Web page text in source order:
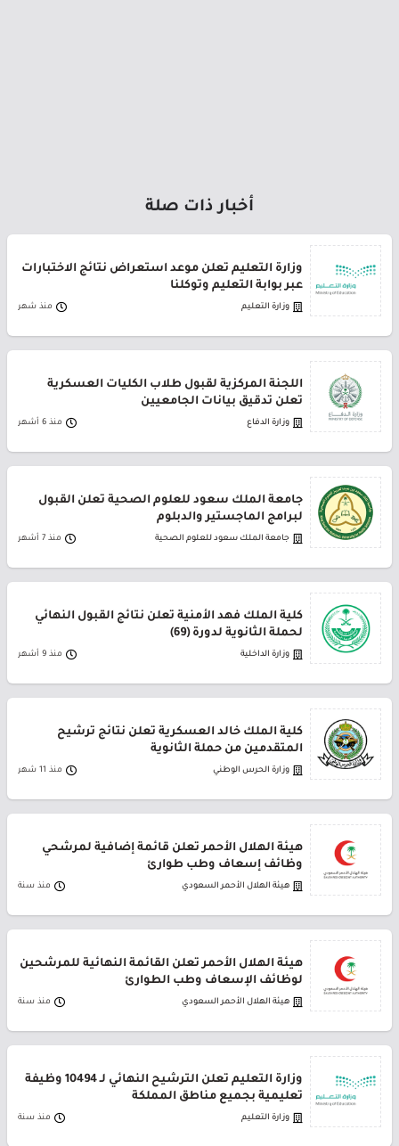
أخبار ذات صلة
وزارة التعليم تعلن موعد استعراض نتائج الاختبارات
عبر بوابة التعليم وتوكلنا
وزارة التعليم منذ شهر
اللجنة المركزية لقبول طلاب الكليات العسكرية
تعلن تدقيق بيانات الجامعيين
وزارة الدفاع منذ 6 أشهر
جامعة الملك سعود للعلوم الصحية تعلن القبول
لبرامج الماجستير والدبلوم
جامعة الملك سعود للعلوم الصحية منذ 7 أشهر
كلية الملك فهد الأمنية تعلن نتائج القبول النهائي
لحملة الثانوية لدورة (69)
وزارة الداخلية منذ 9 أشهر
كلية الملك خالد العسكرية تعلن نتائج ترشيح
المتقدمين من حملة الثانوية
وزارة الحرس الوطني منذ 11 شهر
هيئة الهلال الأحمر تعلن قائمة إضافية لمرشحي
وظائف إسعاف وطب طوارئ
هيئة الهلال الأحمر السعودي منذ سنة
هيئة الهلال الأحمر تعلن القائمة النهائية للمرشحين
لوظائف الإسعاف وطب الطوارئ
هيئة الهلال الأحمر السعودي منذ سنة
وزارة التعليم تعلن الترشيح النهائي لـ 10494 وظيفة
تعليمية بجميع مناطق المملكة
وزارة التعليم منذ سنة